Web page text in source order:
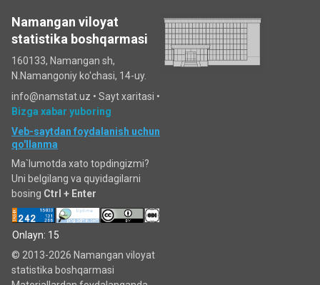
Namangan viloyat
statistika boshqarmasi
160133, Namangan sh,
N.Namangoniy ko'chasi, 14-uy.
info@namstat.uz • Sayt xaritasi •
Bizga xabar yuboring
Veb-saytdan foydalanish uchun
qo'llanma
Ma`lumotda xato topdingizmi?
Uni belgilang va quyidagilarni
bosing Ctrl + Enter
Onlayn: 15
© 2013-2026 Namangan viloyat
statistika boshqarmasi